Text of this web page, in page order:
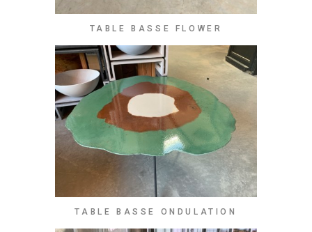
TABLE BASSE FLOWER
TABLE BASSE ONDULATION